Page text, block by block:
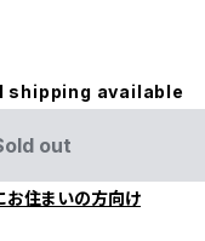
shipping available
out
お住まいの方向け